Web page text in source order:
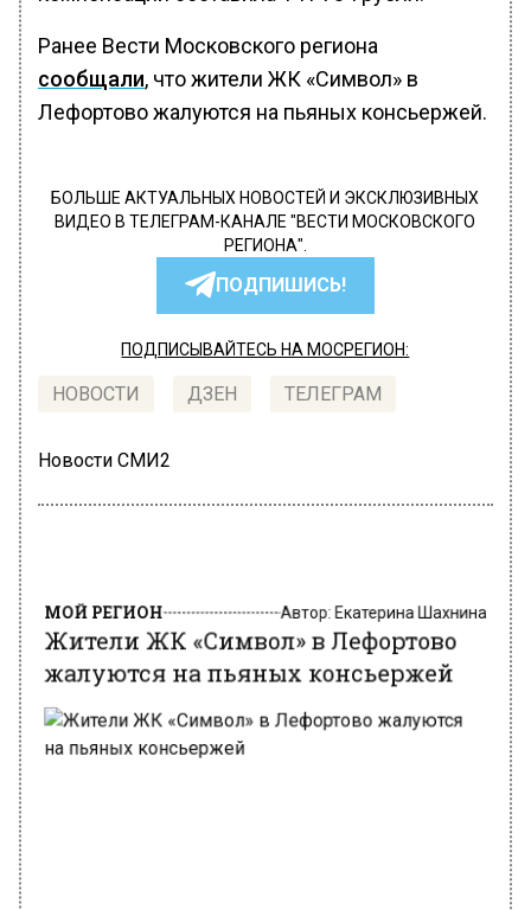
Ранее Вести Московского региона
сообщали, что жители ЖК «Символ» в
Лефортово жалуются на пьяных консьержей.
БОЛЬШЕ АКТУАЛЬНЫХ НОВОСТЕЙ И ЭКСКЛЮЗИВНЫХ
ВИДЕО В ТЕЛЕГРАМ-КАНАЛЕ "ВЕСТИ МОСКОВСКОГО
РЕГИОНА".
ПОДПИШИСЬ!
ПОДПИСЫВАЙТЕСЬ НА МОСРЕГИОН:
НОВОСТИ ДЗЕН ТЕЛЕГРАМ
Новости СМИ2
Жители ЖК «Символ» в Лефортово
жалуются на пьяных консьержей